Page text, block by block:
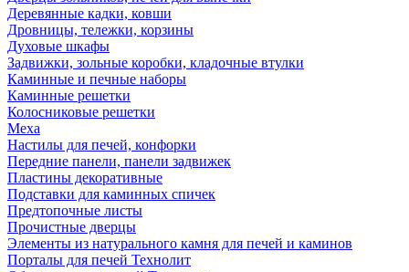
Деревянные кадки, ковши
Дровницы, тележки, корзины
Духовые шкафы
Задвижки, зольные коробки, кладочные втулки
Каминные и печные наборы
Каминные решетки
Колосниковые решетки
Меха
Настилы для печей, конфорки
Передние панели, панели задвижек
Пластины декоративные
Подставки для каминных спичек
Предтопочные листы
Прочистные дверцы
Элементы из натурального камня для печей и каминов
Порталы для печей Технолит